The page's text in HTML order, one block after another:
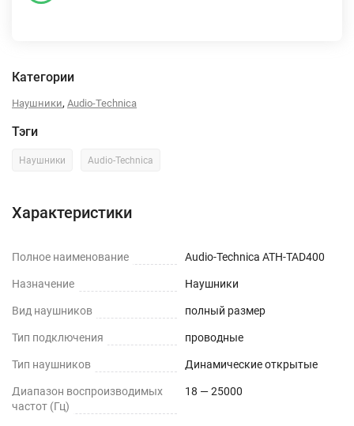
Категории
Наушники, Audio-Technica
Тэги
Наушники Audio-Technica
Характеристики
Полное наименование Audio-Technica ATH-TAD400
Назначение Наушники
Вид наушников полный размер
Тип подключения проводные
Тип наушников Динамические открытые
Диапазон воспроизводимых
частот (Гц)
18 — 25000